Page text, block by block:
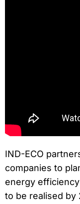
IND-ECO
companies to
energy
to be realised by